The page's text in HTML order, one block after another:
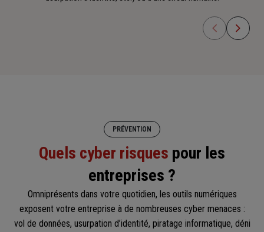
PRÉVENTION
Quels cyber risques pour les
entreprises ?
Omniprésents dans votre quotidien, les outils numériques
exposent votre entreprise à de nombreuses cyber menaces :
vol de données, usurpation d’identité, piratage informatique, déni